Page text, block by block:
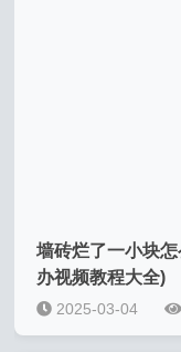
墙砖烂了一小块
办视频教程大全)
2025-03-04